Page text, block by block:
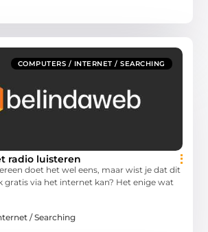
COMPUTERS / INTERNET / SEARCHING
radio luisteren
doet het wel eens, maar wist je dat dit
via het internet kan? Het enige wat
/ Searching